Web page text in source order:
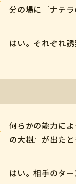
分の場に『ナテ
はい。それぞれ誘
何らかの能力に
の大樹』が出た
はい。相手のター